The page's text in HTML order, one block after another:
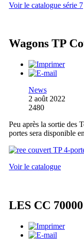
Voir le catalogue série 7
Wagons TP
News
2 août 2022
2480
Peu après la sortie des
portes sera disponible
Voir le catalogue
LES CC 70000